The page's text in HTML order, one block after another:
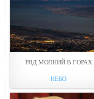
РЯД МОЛНИЙ В ГОРАХ
НЕБО